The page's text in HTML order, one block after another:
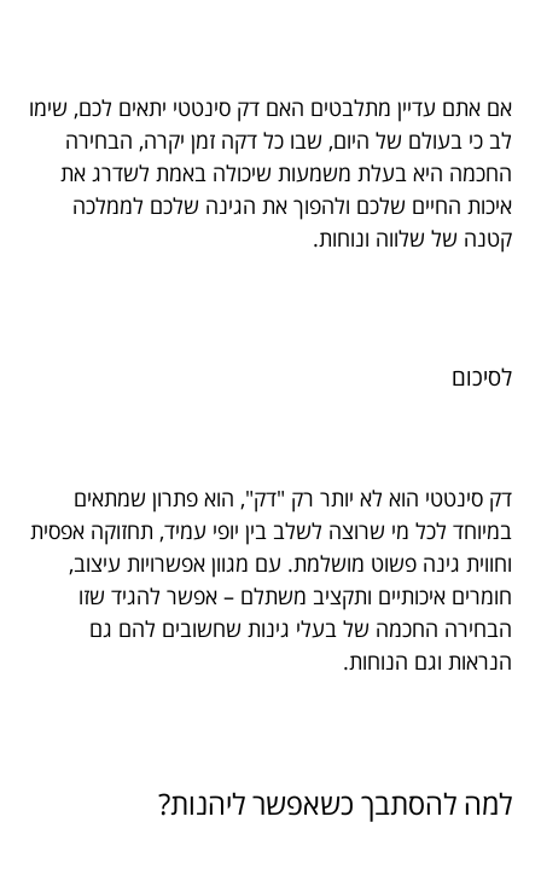
אם אתם עדיין מתלבטים האם דק סינטטי יתאים לכם, שימו
לב כי בעולם של היום, שבו כל דקה זמן יקרה, הבחירה
החכמה היא בעלת משמעות שיכולה באמת לשדרג את
איכות החיים שלכם ולהפוך את הגינה שלכם לממלכה
קטנה של שלווה ונוחות.
לסיכום
דק סינטטי הוא לא יותר רק "דק", הוא פתרון שמתאים
במיוחד לכל מי שרוצה לשלב בין יופי עמיד, תחזוקה אפסית
וחווית גינה פשוט מושלמת. עם מגוון אפשרויות עיצוב,
חומרים איכותיים ותקציב משתלם – אפשר להגיד שזו
הבחירה החכמה של בעלי גינות שחשובים להם גם
הנראות וגם הנוחות.
למה להסתבך כשאפשר ליהנות?